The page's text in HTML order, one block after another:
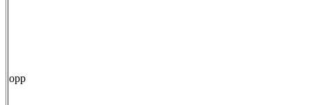
opp